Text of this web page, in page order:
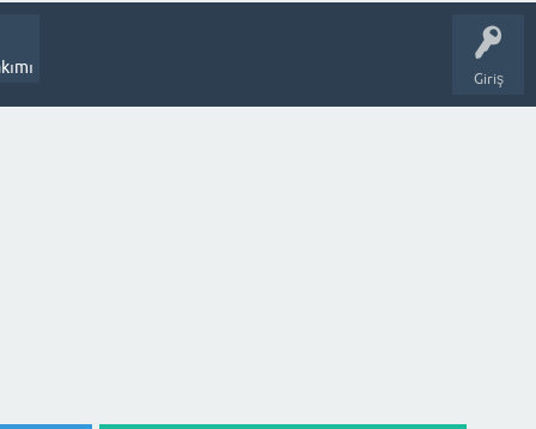
Giriş